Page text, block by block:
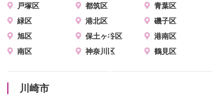
戸塚区
都筑区
青葉区
緑区
港北区
磯子区
旭区
保土ヶ谷区
港南区
南区
神奈川区 鶴見区
川崎市